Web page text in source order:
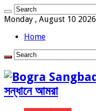
Monday , August 10 2026
Home
সন্ধানে আমরা